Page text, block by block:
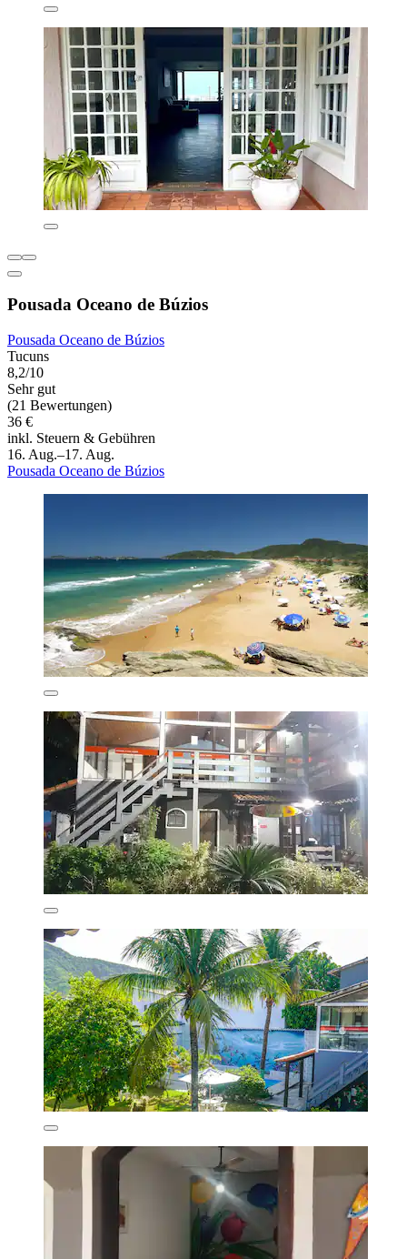
Pousada Oceano de Búzios
Pousada Oceano de Búzios
Tucuns
8,2/10
Sehr gut
(21 Bewertungen)
36 €
inkl. Steuern & Gebühren
16. Aug.–17. Aug.
Pousada Oceano de Búzios